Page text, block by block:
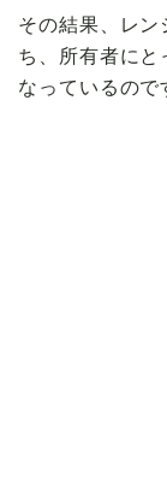
その結果、レ
ち、所有者にと
なっているので